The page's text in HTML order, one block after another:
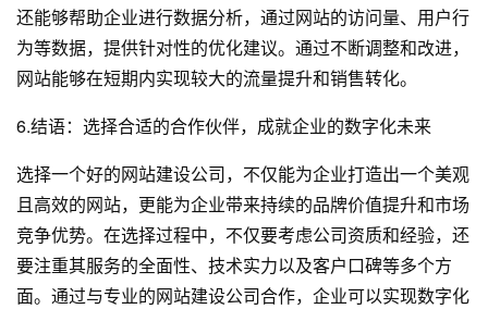
还能够帮助企业进行数据分析，通过网站的访问量、用户行
为等数据，提供针对性的优化建议。通过不断调整和改进，
网站能够在短期内实现较大的流量提升和销售转化。
6.结语：选择合适的合作伙伴，成就企业的数字化未来
选择一个好的网站建设公司，不仅能为企业打造出一个美观
且高效的网站，更能为企业带来持续的品牌价值提升和市场
竞争优势。在选择过程中，不仅要考虑公司资质和经验，还
要注重其服务的全面性、技术实力以及客户口碑等多个方
面。通过与专业的网站建设公司合作，企业可以实现数字化